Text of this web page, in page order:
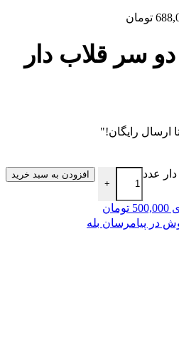
تومان
سر قلاب دار
ارسال رایگان!"
عدد
+
افزودن به سبد خرید
در پیامرسان بله